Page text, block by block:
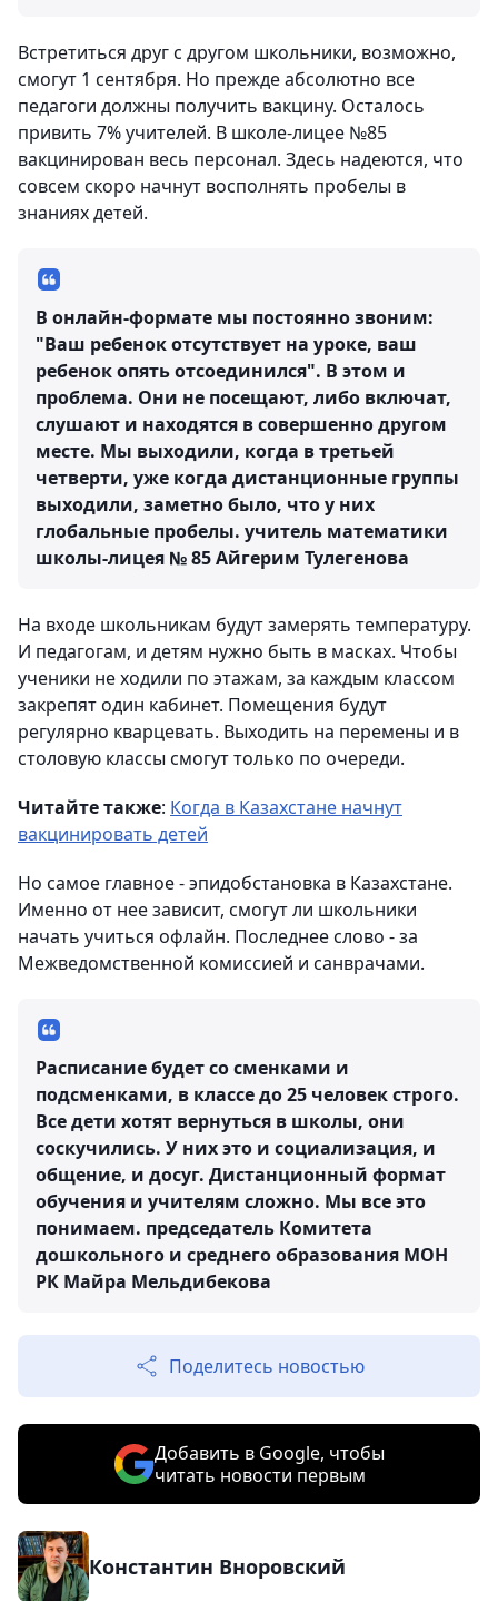
Встретиться друг с другом школьники, возможно,
смогут 1 сентября. Но прежде абсолютно все
педагоги должны получить вакцину. Осталось
привить 7% учителей. В школе-лицее №85
вакцинирован весь персонал. Здесь надеются, что
совсем скоро начнут восполнять пробелы в
знаниях детей.
В онлайн-формате мы постоянно звоним:
"Ваш ребенок отсутствует на уроке, ваш
ребенок опять отсоединился". В этом и
проблема. Они не посещают, либо включат,
слушают и находятся в совершенно другом
месте. Мы выходили, когда в третьей
четверти, уже когда дистанционные группы
выходили, заметно было, что у них
глобальные пробелы. учитель математики
школы-лицея № 85 Айгерим Тулегенова
На входе школьникам будут замерять температуру.
И педагогам, и детям нужно быть в масках. Чтобы
ученики не ходили по этажам, за каждым классом
закрепят один кабинет. Помещения будут
регулярно кварцевать. Выходить на перемены и в
столовую классы смогут только по очереди.
Читайте также: Когда в Казахстане начнут
вакцинировать детей
Но самое главное - эпидобстановка в Казахстане.
Именно от нее зависит, смогут ли школьники
начать учиться офлайн. Последнее слово - за
Межведомственной комиссией и санврачами.
Расписание будет со сменками и
подсменками, в классе до 25 человек строго.
Все дети хотят вернуться в школы, они
соскучились. У них это и социализация, и
общение, и досуг. Дистанционный формат
обучения и учителям сложно. Мы все это
понимаем. председатель Комитета
дошкольного и среднего образования МОН
РК Майра Мельдибекова
Поделитесь новостью
Добавить в Google, чтобы
читать новости первым
Константин Вноровский